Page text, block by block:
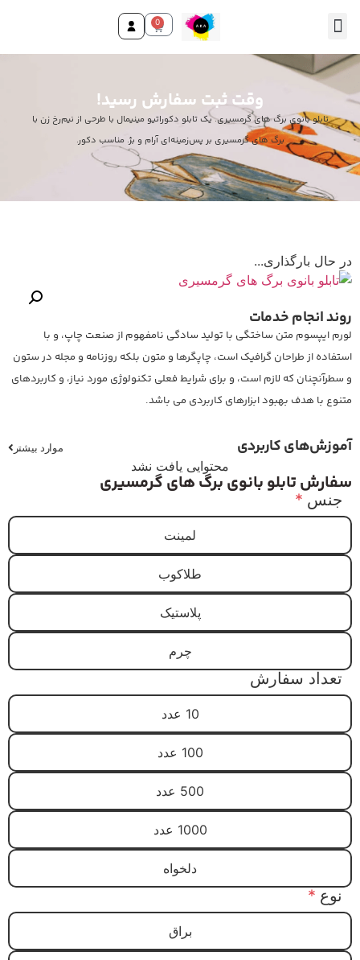
0
وقت ثبت سفارش رسید!
تابلو بانوی برگ های گرمسیری. یک تابلو دکوراتیو مینیمال با طرحی از نیم‌رخ زن با
برگ های گرمسیری بر پس‌زمینه‌ای آرام و بژ. مناسب دکور.
در حال بارگذاری...
روند انجام خدمات
لورم ایپسوم متن ساختگی با تولید سادگی نامفهوم از صنعت چاپ، و با
استفاده از طراحان گرافیک است، چاپگرها و متون بلکه روزنامه و مجله در ستون
و سطرآنچنان که لازم است، و برای شرایط فعلی تکنولوژی مورد نیاز، و کاربردهای
متنوع با هدف بهبود ابزارهای کاربردی می باشد.
آموزش‌های کاربردی موارد بیشتر
محتوایی یافت نشد
سفارش تابلو بانوی برگ های گرمسیری
* جنس
لمینت
طلاکوب
پلاستیک
چرم
تعداد سفارش
10 عدد
100 عدد
500 عدد
1000 عدد
دلخواه
* نوع
براق